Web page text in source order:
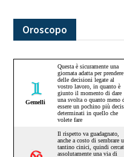
Oroscopo